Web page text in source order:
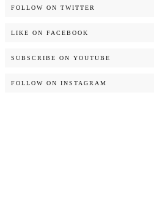
FOLLOW ON TWITTER
LIKE ON FACEBOOK
SUBSCRIBE ON YOUTUBE
FOLLOW ON INSTAGRAM